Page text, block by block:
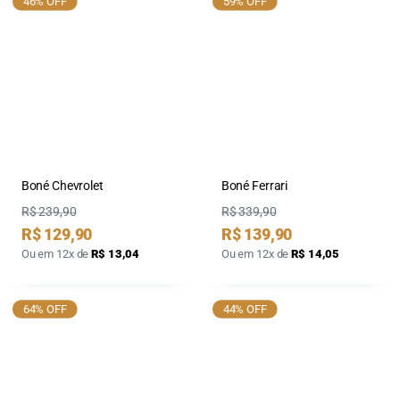
Boné Chevrolet
Preço
por
R$ 129,90
Preço
R$ 239,90
Ou em 12x deR$ 13,04
Boné Ferrari
Preço
por
R$ 139,90
Preço
R$ 339,90
Ou em 12x deR$ 14,05
64% OFF 44% OFF